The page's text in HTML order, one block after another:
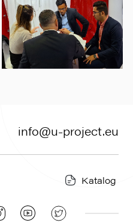
info@u-project.eu
Katalog